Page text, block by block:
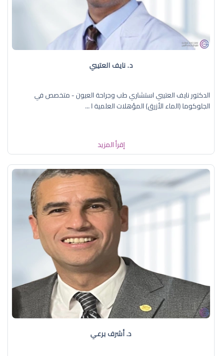
د. نايف العتيبي
الدكتور نايف العتيبي استشاري طب وجراحة العيون - متخصص في
الجلوكوما (الماء الأزرق) المؤهلات العلمية ا ...
إقرأ المزيد
د. أشرف برعي